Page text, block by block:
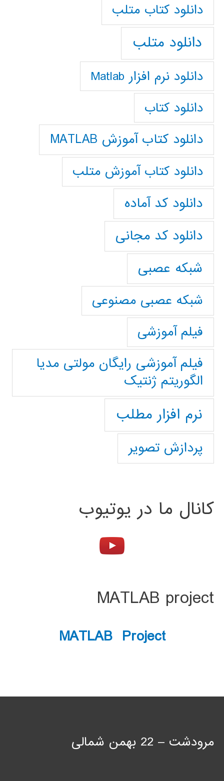
دانلود كتاب متلب
دانلود متلب
دانلود نرم افزار Matlab
دانلود کتاب
دانلود کتاب آموزش MATLAB
دانلود کتاب آموزش متلب
دانلود کد آماده
دانلود کد مجانی
شبکه عصبی
شبکه عصبی مصنوعی
فیلم آموزشی
فیلم آموزشی رایگان مولتی مدیا
الگوریتم ژنتیک
نرم افزار مطلب
پردازش تصویر
کانال ما در یوتیوب
MATLAB project
MATLAB Project
مرودشت – 22 بهمن شمالی